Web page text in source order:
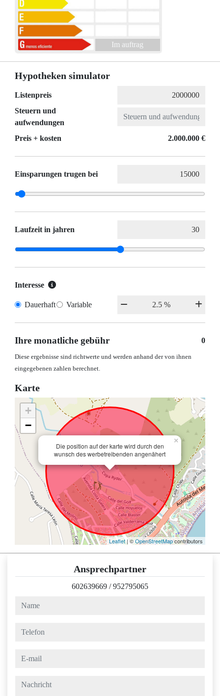
Im auftrag
Hypotheken simulator
Listenpreis
Steuern und
aufwendungen
Preis + kosten
2.000.000 €
Einsparungen trugen bei
Laufzeit in jahren
Interesse
Dauerhaft Variable
Ihre monatliche gebühr 0
Diese ergebnisse sind richtwerte und werden anhand der von ihnen
eingegebenen zahlen berechnet.
Karte
Die position auf der karte wird durch den
wunsch des werbetreibenden angenähert
×
+
−
Leaflet| ©OpenStreetMapcontributors
Ansprechpartner
602639669 /952795065
name
telefon
e-mail
nachricht